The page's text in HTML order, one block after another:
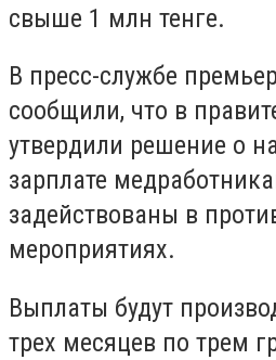
свыше 1 млн тенге.
В пресс-службе
сообщили, что в
утвердили решение о
зарплате
задействованы в
мероприятиях.
Выплаты будут
трех месяцев по трем